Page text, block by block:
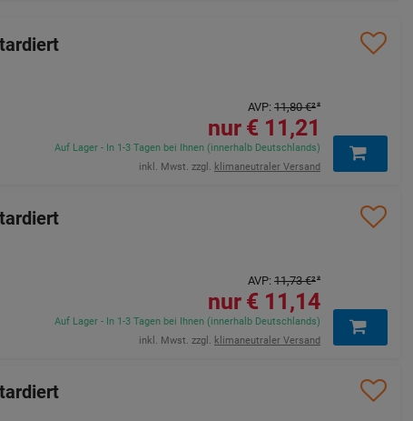
11,21 €
AVP: 11,80 €²
Auf Lager - In 1-3 Tagen bei Ihnen (innerhalb Deutschlands)
inkl. Mwst. zzgl. klimaneutraler Versand
11,14 €
AVP: 11,73 €²
Auf Lager - In 1-3 Tagen bei Ihnen (innerhalb Deutschlands)
inkl. Mwst. zzgl. klimaneutraler Versand